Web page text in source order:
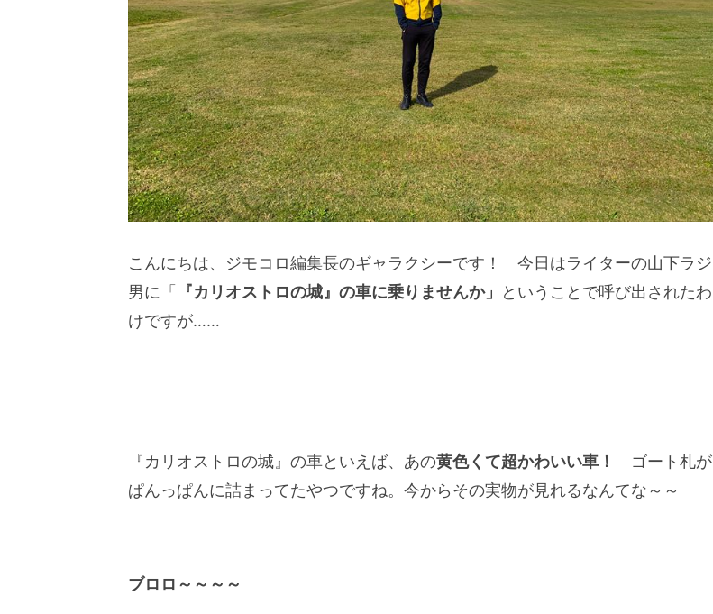
こんにちは、ジモコロ編集長のギャラクシーです！ 今日はライターの山下ラジ
男に「
『カリオストロの城』の車に乗りませんか」
ということで呼び出されたわ
けですが……
『カリオストロの城』の車といえば、あの黄色くて超かわいい車！
ゴート札が
ぱんっぱんに詰まってたやつですね。今からその実物が見れるなんてな～～
ブロロ～～～～